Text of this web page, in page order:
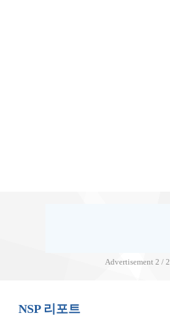
Advertisement 2 / 2
NSP 리포트